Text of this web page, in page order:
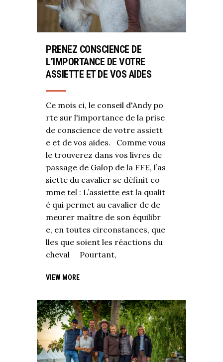
PRENEZ CONSCIENCE DE
L’IMPORTANCE DE VOTRE
ASSIETTE ET DE VOS AIDES
Ce mois ci, le conseil d'Andy po
rte sur l'importance de la prise
de conscience de votre assiett
e et de vos aides. Comme vous
le trouverez dans vos livres de
passage de Galop de la FFE, l’as
siette du cavalier se définit co
mme tel : L’assiette est la qualit
é qui permet au cavalier de de
meurer maître de son équilibr
e, en toutes circonstances, que
lles que soient les réactions du
cheval Pourtant,
VIEW MORE